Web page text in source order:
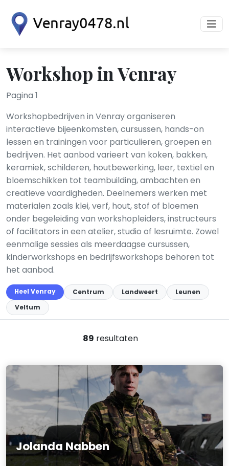
Workshop in Venray
Pagina 1
Workshopbedrijven in Venray organiseren
interactieve bijeenkomsten, cursussen, hands-on
lessen en trainingen voor particulieren, groepen en
bedrijven. Het aanbod varieert van koken, bakken,
keramiek, schilderen, houtbewerking, leer, textiel en
bloemschikken tot teambuilding, ambachten en
creatieve vaardigheden. Deelnemers werken met
materialen zoals klei, verf, hout, stof of bloemen
onder begeleiding van workshopleiders, instructeurs
of facilitators in een atelier, studio of lesruimte. Zowel
eenmalige sessies als meerdaagse cursussen,
kinderworkshops en bedrijfsworkshops behoren tot
het aanbod.
Heel Venray Centrum Landweert
Leunen
Veltum
89 resultaten
Jolanda Nabben